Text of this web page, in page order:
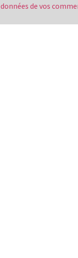
données de vos